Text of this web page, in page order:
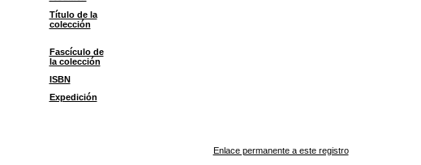
Título de la
colección
Fascículo de
la colección
ISBN
Expedición
Enlace permanente a este registro